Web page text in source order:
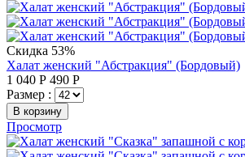
Скидка 53%
Халат женский "Абстракция" (Бордовый)
1 040 Р 490 Р
Размер :
В корзину
Просмотр